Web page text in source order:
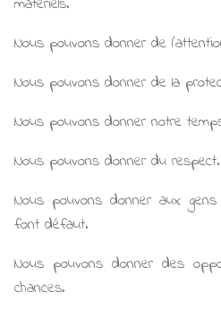
Nous pouvons donner de
Nous pouvons donner de la
Nous pouvons donner notre
Nous pouvons donner du respect.
Nous pouvons donner aux
font défaut.
Nous pouvons donner des
chances.